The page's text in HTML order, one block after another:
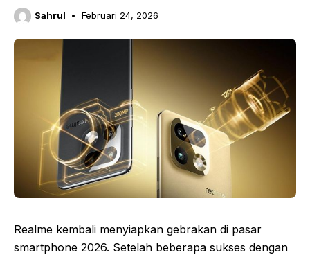
Sahrul Februari 24, 2026
Realme kembali menyiapkan gebrakan di pasar
smartphone 2026. Setelah beberapa sukses dengan